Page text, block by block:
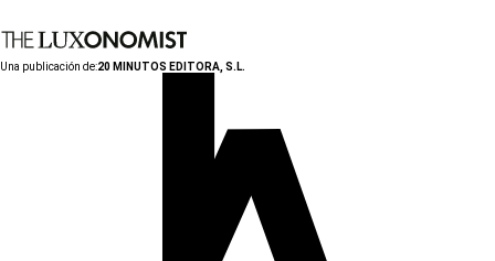
Una publicación de:20 MINUTOS EDITORA, S.L.